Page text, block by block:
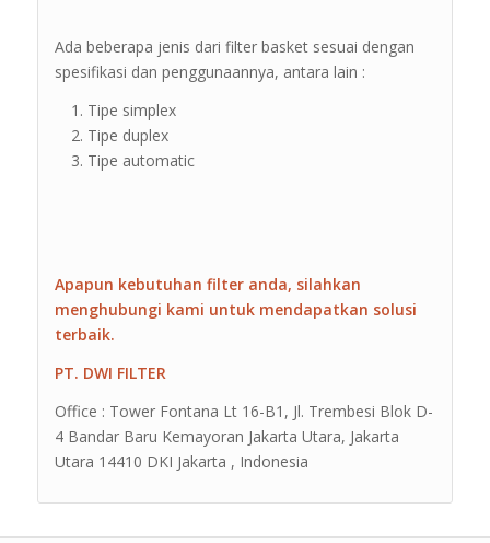
Ada beberapa jenis dari filter basket sesuai dengan
spesifikasi dan penggunaannya, antara lain :
Tipe simplex
Tipe duplex
Tipe automatic
Apapun kebutuhan filter anda, silahkan
menghubungi kami untuk mendapatkan solusi
terbaik.
PT. DWI FILTER
Office : Tower Fontana Lt 16-B1, Jl. Trembesi Blok D-
4 Bandar Baru Kemayoran Jakarta Utara, Jakarta
Utara 14410 DKI Jakarta , Indonesia